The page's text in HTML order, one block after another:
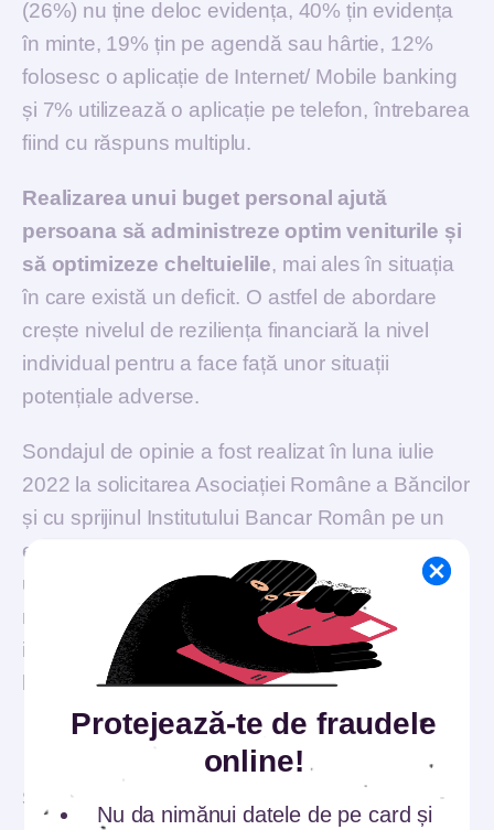
(26%) nu ține deloc evidența, 40% țin evidența
în minte, 19% țin pe agendă sau hârtie, 12%
folosesc o aplicație de Internet/ Mobile banking
și 7% utilizează o aplicație pe telefon, întrebarea
fiind cu răspuns multiplu.
Realizarea unui buget personal ajută
persoana să administreze optim veniturile și
să optimizeze cheltuielile, mai ales în situația
în care există un deficit. O astfel de abordare
crește nivelul de reziliența financiară la nivel
individual pentru a face față unor situații
potențiale adverse.
Sondajul de opinie a fost realizat în luna iulie
2022 la solicitarea Asociației Române a Băncilor
și cu sprijinul Institutului Bancar Român pe un
eșantion de 1.066 respondenți adulți care
utilizează produse și servicii bancare, eroarea
maximă tolerată fiind de +/- 3%. Gradul de
incluziune financiară a ajuns la 68% în România
la jumătatea anului 2022.
SHARE:
Protejează-te de fraudele
online!
Nu da nimănui datele de pe card și